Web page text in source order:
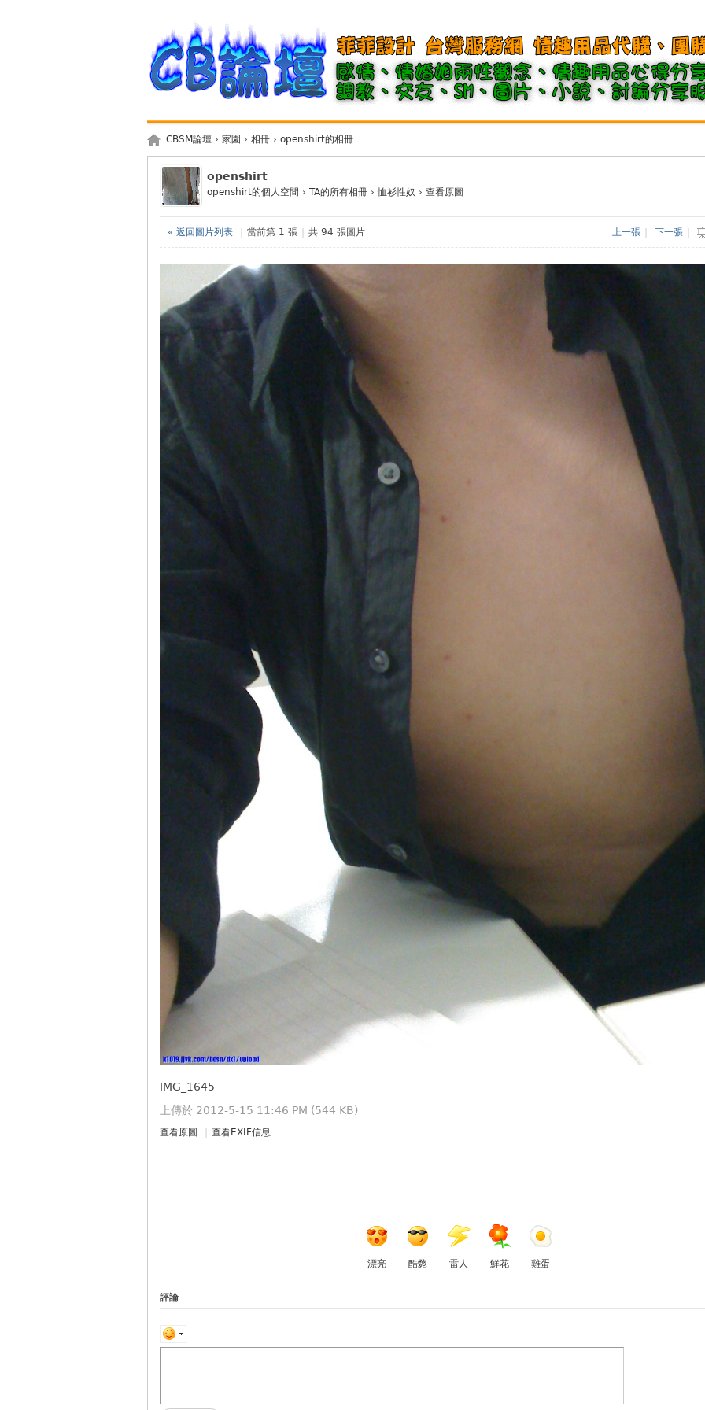
CBSM論壇 › 家園 › 相冊 › openshirt的相冊
openshirt
openshirt的個人空間 › TA的所有相冊 ›恤衫性奴 › 查看原圖
上一張 下一張
« 返回圖片列表 當前第 1 張 共 94 張圖片
IMG_1645
上傳於 2012-5-15 11:46 PM (544 KB)
查看原圖 | 查看EXIF信息
漂亮 酷斃 雷人 鮮花 雞蛋
評論